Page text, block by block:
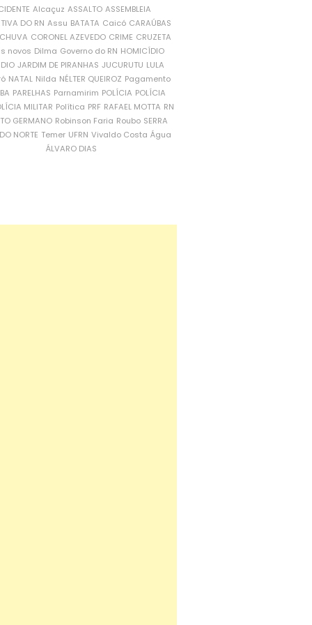
Alcaçuz ASSALTO ASSEMBLEIA
DO RN Assu BATATA Caicó CARAÚBAS
CORONEL AZEVEDO CRIME CRUZETA
novos Dilma Governo do RN HOMICÍDIO
JARDIM DE PIRANHAS JUCURUTU LULA
NATAL Nilda NÉLTER QUEIROZ Pagamento
PARELHAS Parnamirim POLÍCIA POLÍCIA
MILITAR Política PRF RAFAEL MOTTA RN
GERMANO Robinson Faria Roubo SERRA
NORTE Temer UFRN Vivaldo Costa Água
ÁLVARO DIAS